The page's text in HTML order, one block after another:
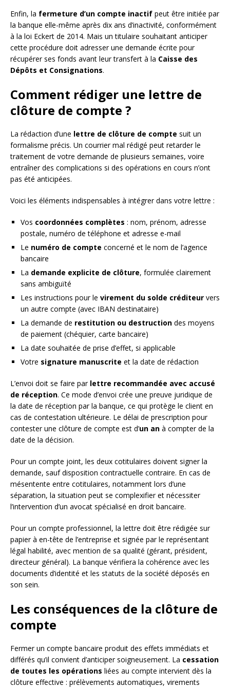
Enfin, la fermeture d’un compte inactif peut être initiée par
la banque elle-même après dix ans d’inactivité, conformément
à la loi Eckert de 2014. Mais un titulaire souhaitant anticiper
cette procédure doit adresser une demande écrite pour
récupérer ses fonds avant leur transfert à la Caisse des
Dépôts et Consignations.
Comment rédiger une lettre de
clôture de compte ?
La rédaction d’une lettre de clôture de compte suit un
formalisme précis. Un courrier mal rédigé peut retarder le
traitement de votre demande de plusieurs semaines, voire
entraîner des complications si des opérations en cours n’ont
pas été anticipées.
Voici les éléments indispensables à intégrer dans votre lettre :
Vos coordonnées complètes : nom, prénom, adresse
postale, numéro de téléphone et adresse e-mail
Le numéro de compte concerné et le nom de l’agence
bancaire
La demande explicite de clôture, formulée clairement
sans ambiguïté
Les instructions pour le virement du solde créditeur vers
un autre compte (avec IBAN destinataire)
La demande de restitution ou destruction des moyens
de paiement (chéquier, carte bancaire)
La date souhaitée de prise d’effet, si applicable
Votre signature manuscrite et la date de rédaction
L’envoi doit se faire par lettre recommandée avec accusé
de réception. Ce mode d’envoi crée une preuve juridique de
la date de réception par la banque, ce qui protège le client en
cas de contestation ultérieure. Le délai de prescription pour
contester une clôture de compte est d’un an à compter de la
date de la décision.
Pour un compte joint, les deux cotitulaires doivent signer la
demande, sauf disposition contractuelle contraire. En cas de
mésentente entre cotitulaires, notamment lors d’une
séparation, la situation peut se complexifier et nécessiter
l’intervention d’un avocat spécialisé en droit bancaire.
Pour un compte professionnel, la lettre doit être rédigée sur
papier à en-tête de l’entreprise et signée par le représentant
légal habilité, avec mention de sa qualité (gérant, président,
directeur général). La banque vérifiera la cohérence avec les
documents d’identité et les statuts de la société déposés en
son sein.
Les conséquences de la clôture de
compte
Fermer un compte bancaire produit des effets immédiats et
différés qu’il convient d’anticiper soigneusement. La cessation
de toutes les opérations liées au compte intervient dès la
clôture effective : prélèvements automatiques, virements